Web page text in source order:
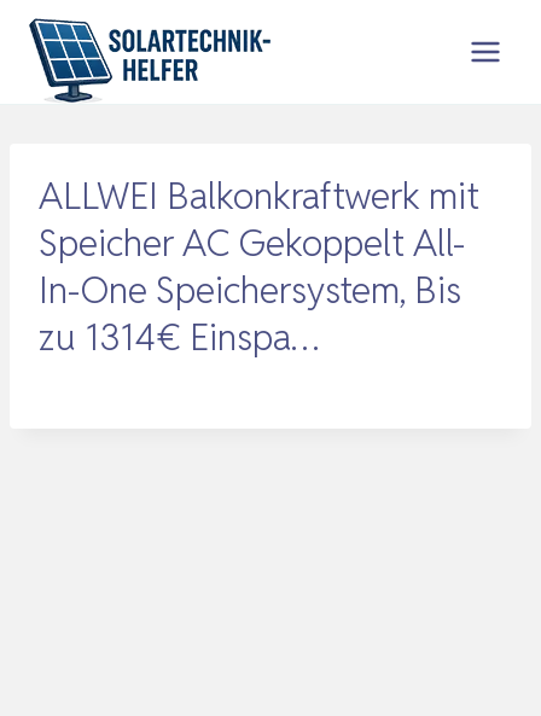
Zum
Inhalt
springen
ALLWEI Balkonkraftwerk mit
Speicher AC Gekoppelt All-
In-One Speichersystem, Bis
zu 1314€ Einspa…